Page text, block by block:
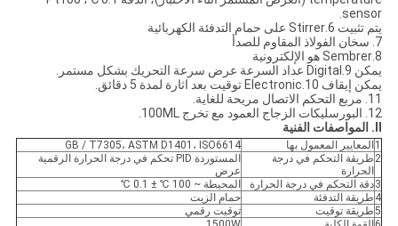
sensor.
يتم تثبيت 6.Stirrer على حمام التدفئة الكهربائية
7. سخان الفولاذ المقاوم للصدأ
8.Sembrer هو الإلكترونية
يمكن 9.Digital عداد السرعة عرض سرعة التحريك بشكل مستمر.
يمكن إيقاف 10.Electronic توقيت بعد اثارة لمدة 5 دقائق.
11. مربع التحكم الاتصال مريحة للغاية.
12. البورسليكات الزجاج العمود مع تخرج 100ML.
1 المعايير المعمول بها
GB / T7305، ASTM D1401، ISO6614
2 طريقة التحكم في درجة
الحرارة
المستوردة PID تحكم في درجة الحرارة الرقمية
عرض
3دقة التحكم في درجة الحرارة
المحيطة ~ 100 ℃ ± 0.1 ℃
4 طريقة التدفئة
حمام الزيت
5طريقة توقيت
توقيت رقمي